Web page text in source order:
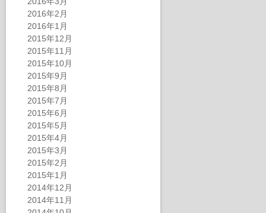
2016年2月
2016年1月
2015年12月
2015年11月
2015年10月
2015年9月
2015年8月
2015年7月
2015年6月
2015年5月
2015年4月
2015年3月
2015年2月
2015年1月
2014年12月
2014年11月